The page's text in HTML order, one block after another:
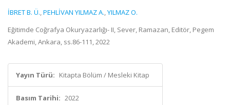
İBRET B. Ü.,PEHLİVAN YILMAZ A.,YILMAZ O.
Eğitimde Coğrafya Okuryazarlığı- II, Sever, Ramazan, Editör, Pegem
Akademi, Ankara, ss.86-111, 2022
Yayın Türü: Kitapta Bölüm / Mesleki Kitap
Basım Tarihi: 2022